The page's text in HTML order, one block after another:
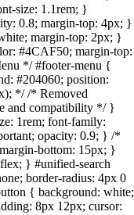
size: 1.1rem; }
0.8; margin-top: 4px; }
margin-top: 2px; }
#4CAF50; margin-top:
*/ #footer-menu {
#204060; position:
*/ /* Removed
and compatibility */ }
1rem; font-family:
opacity: 0.9; } /*
bottom: 15px; }
} #unified-search
border-radius: 4px 0
{ background: white;
8px 12px; cursor: